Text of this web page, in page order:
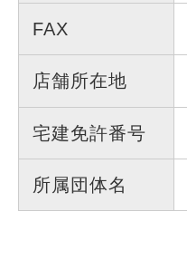
FAX
店舗所在地
宅建免許番号
所属団体名